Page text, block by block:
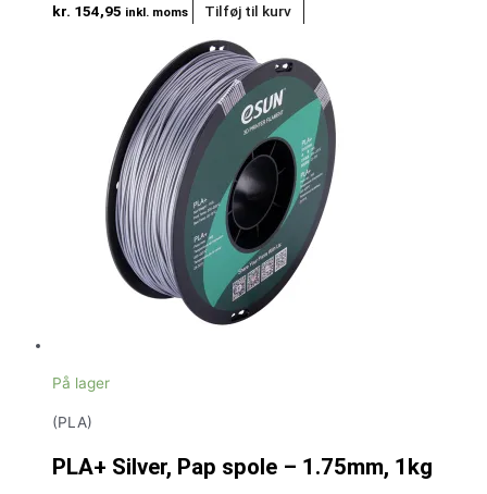
kr. 154,95 inkl. moms Tilføj til kurv
På lager
(PLA)
PLA+ Silver, Pap spole – 1.75mm, 1kg